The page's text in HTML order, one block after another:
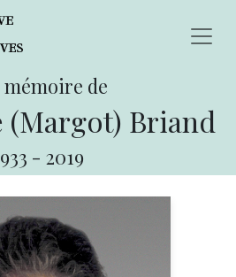
mémoire de
Briand
- 2019